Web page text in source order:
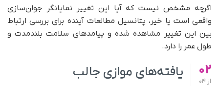
اگرچه مشخص نیست که آیا این تغییر نمایانگر جوان‌سازی
واقعی است یا خیر، پتانسیل مطالعات آینده برای بررسی ارتباط
بین این تغییر مشاهده ‌شده و پیامدهای سلامت بلندمدت و
طول عمر را دارد.
02
از
یافته‌های موازی جالب